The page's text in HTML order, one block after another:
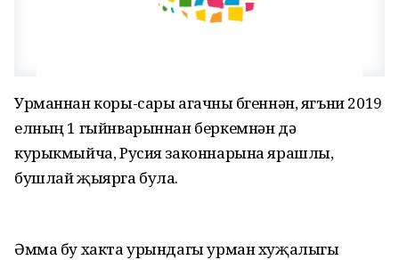
Урманнан коры-сары агачны бүгеннән, ягъни 2019
елның 1 гыйнварыннан беркемнән дә
курыкмыйча, Русия законнарына ярашлы,
бушлай җыярга була.
Әмма бу хакта урындагы урман хуҗалыгы